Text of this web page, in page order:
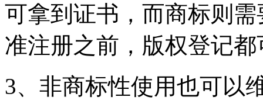
可拿到证书，而商标则
准注册之前，版权登记
3、非商标性使用也可以